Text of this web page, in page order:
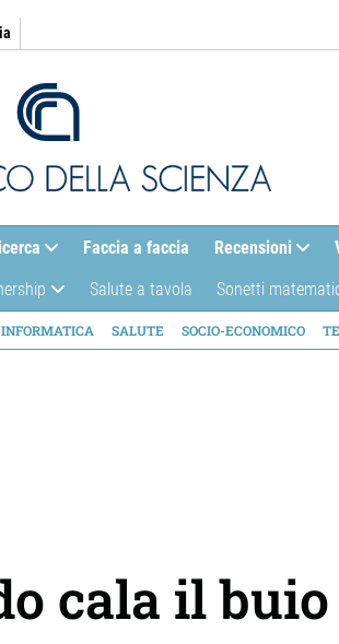
Faccia a faccia Recensioni
Salute a tavola Sonetti
INFORMATICA SALUTE SOCIO-ECONOMICO
cala il buio